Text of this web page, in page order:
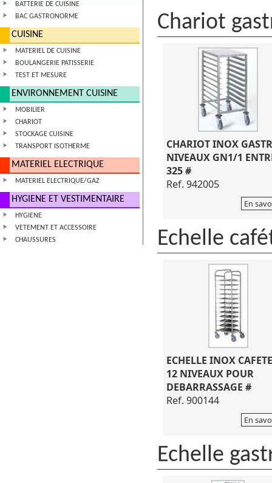
BATTERIE DE CUISINE
BAC GASTRONORME
CUISINE
MATERIEL DE CUISINE
BOULANGERIE PATISSERIE
TEST ET MESURE
ENVIRONNEMENT CUISINE
MOBILIER
CHARIOT
STOCKAGE CUISINE
TRANSPORT ISOTHERME
MATERIEL ELECTRIQUE
MATERIEL ELECTRIQUE/GAZ
HYGIENE ET VESTIMENTAIRE
HYGIENE
VETEMENT ET ACCESSOIRE
CHAUSSURES
Chariot
CHARIOT INOX
NIVEAUX GN1/1
325 #
Ref. 942005
En
Echelle
ECHELLE INOX
12 NIVEAUX POUR
DEBARRASSAGE #
Ref. 900144
En
Echelle